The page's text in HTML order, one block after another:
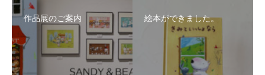
作品展のご案内 絵本ができました。